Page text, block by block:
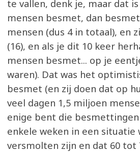
te vallen, denk je, maar dat
mensen besmet, dan
mensen (dus 4 in totaal), en
(16), en als je dit 10 keer
mensen besmet... op je
waren). Dat was het
besmet (en zij doen dat op
veel dagen 1,5 miljoen
enige bent die
enkele weken in een situatie
versmolten zijn en dat 60 tot